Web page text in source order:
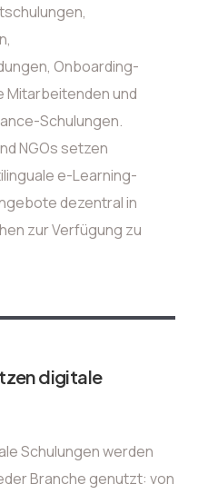
Onboarding-
Mitarbeitenden und
Schulungen.
NGOs setzen
e-Learning-
dezentral in
zur Verfügung zu
digitale
Schulungen werden
Branche genutzt: von